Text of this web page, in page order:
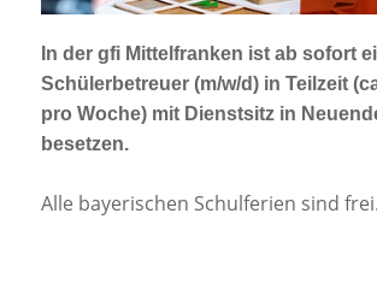
Jobportal
Presse und Medien
bbw e. V.
In der gfi Mittelfranken ist ab sofort
Schülerbetreuer (m/w/d)in Teilzeit
pro Woche) mit Dienstsitz in
besetzen.
Alle bayerischen Schulferien sind frei.